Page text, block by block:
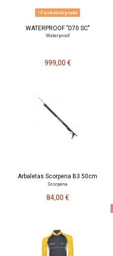
Paskutinė prekė
WATERPROOF "D70 SC"
Waterproof
999,00 €
Arbaletas Scorpena B3 50cm
Scorpena
84,00 €